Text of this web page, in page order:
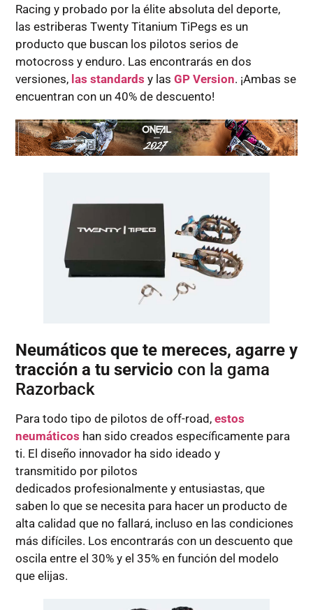
Racing y probado por la élite absoluta del deporte,
las estriberas Twenty Titanium TiPegs es un
producto que buscan los pilotos serios de
motocross y enduro. Las encontrarás en dos
versiones, las standards y las GP Version. ¡Ambas se
encuentran con un 40% de descuento!
Neumáticos que te mereces, agarre y
tracción a tu servicio con la gama
Razorback
Para todo tipo de pilotos de off-road, estos
neumáticos han sido creados específicamente para
ti. El diseño innovador ha sido ideado y
transmitido por pilotos
dedicados profesionalmente y entusiastas, que
saben lo que se necesita para hacer un producto de
alta calidad que no fallará, incluso en las condiciones
más difíciles. Los encontrarás con un descuento que
oscila entre el 30% y el 35% en función del modelo
que elijas.